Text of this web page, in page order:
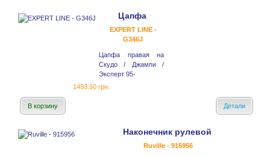
Цапфа
EXPERT LINE -
G346J
Цапфа правая на
Скудо / Джампи /
Эксперт 95-
1493.50 грн.
В корзину Детали
Наконечник рулевой
Ruville - 915956